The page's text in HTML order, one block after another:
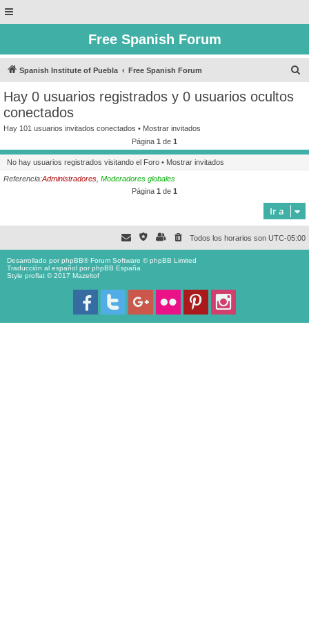
Free Spanish Forum
Spanish Institute of Puebla Free Spanish Forum
r
Hay 0 usuarios registrados y 0 usuarios ocultos
conectados
Hay 101 usuarios invitados conectados • Mostrar invitados
Página 1 de 1
No hay usuarios registrados visitando el Foro • Mostrar invitados
Referencia:Administradores Moderadores globales
Página 1 de 1
Ir a
Todos los horarios son UTC-05:00
Desarrollado porphpBB® Forum Software © phpBB Limited
Traducción al español porphpBB España
Style proflat © 2017 Mazeltof